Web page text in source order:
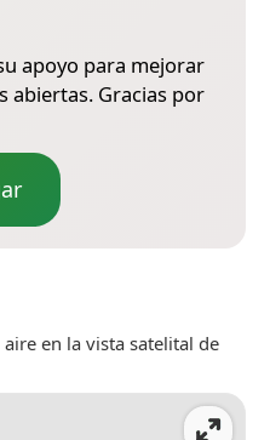
apoyo para mejorar
abiertas. Gracias por
en la vista satelital de